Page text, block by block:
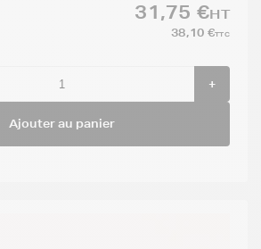
31,75 €HT
38,10 €TTC
+
Ajouter au panier